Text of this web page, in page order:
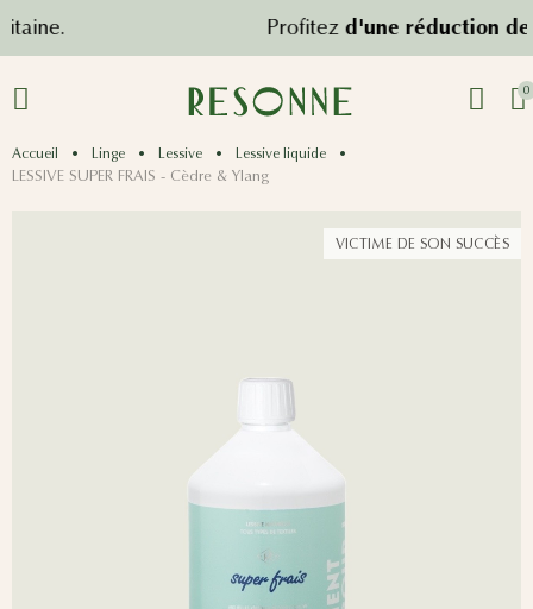
Profitezd'une réduction de 10%
0
Accueil Linge Lessive Lessive liquide
LESSIVE SUPER FRAIS - Cèdre & Ylang
VICTIME DE SON SUCCÈS